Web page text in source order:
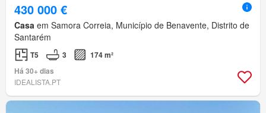
430 000 €
Casa em Samora Correia, Município de Benavente, Distrito de
Santarém
T5 3
174 m²
Há 30+ dias
IDEALISTA.PT